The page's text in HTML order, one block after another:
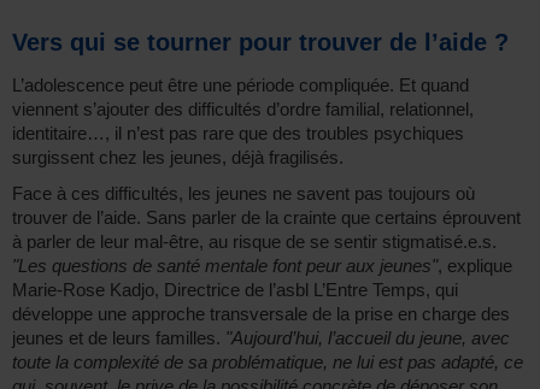
Vers qui se tourner pour trouver de l’aide ?
L’adolescence peut être une période compliquée. Et quand
viennent s’ajouter des difficultés d’ordre familial, relationnel,
identitaire…, il n’est pas rare que des troubles psychiques
surgissent chez les jeunes, déjà fragilisés.
Face à ces difficultés, les jeunes ne savent pas toujours où
trouver de l’aide. Sans parler de la crainte que certains éprouvent
à parler de leur mal-être, au risque de se sentir stigmatisé.e.s.
"Les questions de santé mentale font peur aux jeunes", explique
Marie-Rose Kadjo, Directrice de l’asbl L’Entre Temps, qui
développe une approche transversale de la prise en charge des
jeunes et de leurs familles. "Aujourd’hui, l’accueil du jeune, avec
toute la complexité de sa problématique, ne lui est pas adapté, ce